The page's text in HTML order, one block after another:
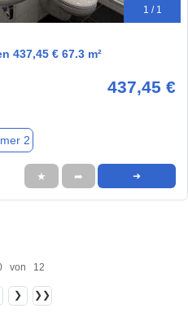
1 / 1
437,45 € 67.3 m²
437,45 €
2
★ ➦ ➜
von 12
❯ ❯❯